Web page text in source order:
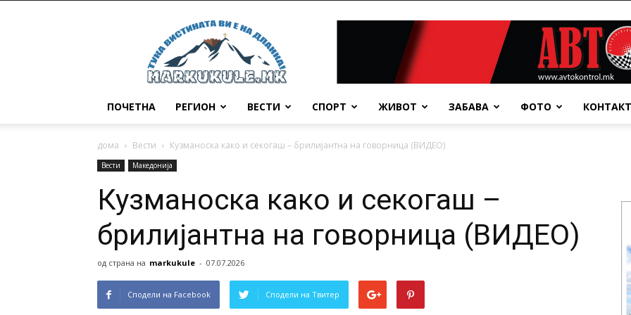
Маркукуле
ПОЧЕТНА РЕГИОН ВЕСТИ СПОРТ ЖИВОТ ЗАБАВА ФОТО КОНТАКТ
дома Вести Кузманоска како и секогаш – брилијантна на говорница (ВИДЕО)
Вести Македонија
Кузманоска како и секогаш –
брилијантна на говорница (ВИДЕО)
од страна на markukule - 07.07.2026
Сподели на Facebook Сподели на Твитер